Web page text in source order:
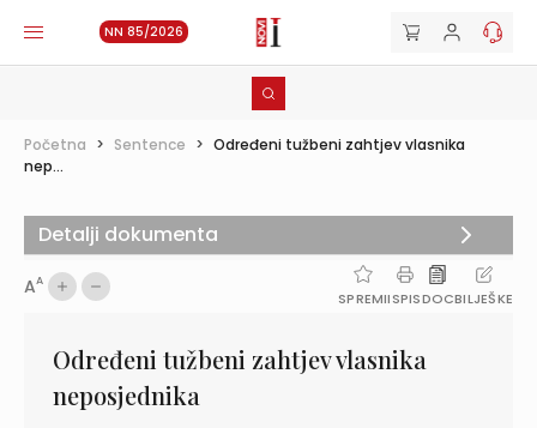
NN 85/2026
Početna > Sentence > Određeni tužbeni zahtjev vlasnika
nep...
AA
SPREMIISPISDOCBILJEŠKE
Određeni tužbeni zahtjev vlasnika
neposjednika
Detalji dokumenta